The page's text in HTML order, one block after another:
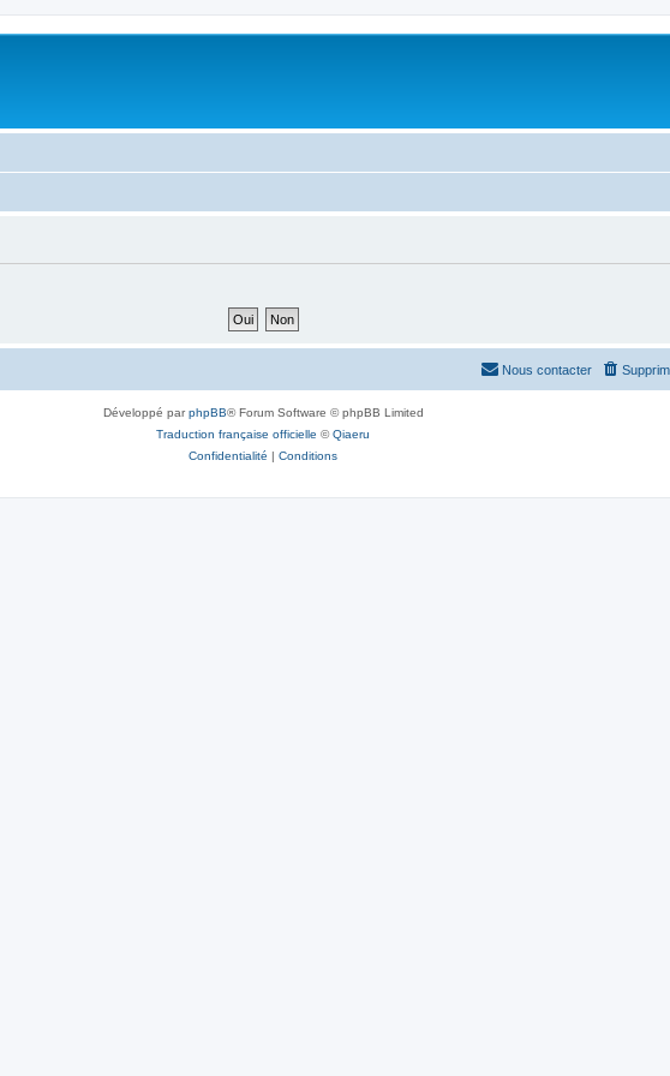
Nous contacter
Développé parphpBB® Forum Software © phpBB Limited
Traduction française officielle ©Qiaeru
Confidentialité | Conditions